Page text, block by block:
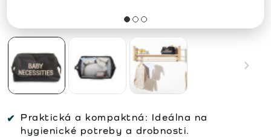
Praktická a kompaktná: Ideálna na
hygienické potreby a drobnosti.